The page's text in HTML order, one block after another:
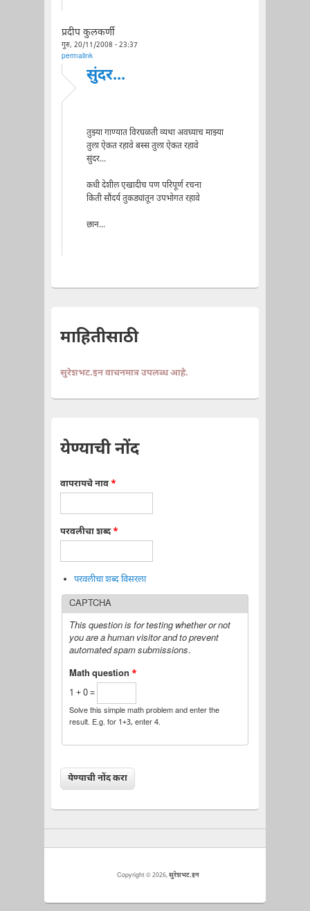
प्रदीप कुलकर्णी
गुरु, 20/11/2008 - 23:37
permalink
सुंदर...
तुझ्या गाण्यात विरघळती व्यथा अवघ्याच माझ्या
तुला ऐकत रहावे बस्स तुला ऐकत रहावे
सुंदर...
कधी देशील एखादीच पण परिपूर्ण रचना
किती सौंदर्य तुकड्यांतून उपभोगत रहावे
छान...
माहितीसाठी
सुरेशभट.इन वाचनमात्र उपलब्ध आहे.
येण्याची नोंद
वापरायचे नाव *
परवलीचा शब्द*
परवलीचा शब्द विसरला
CAPTCHA
This question is for testing whether or not
you are a human visitor and to prevent
automated spam submissions.
Math question *
1 + 0 =
Solve this simple math problem and enter the
result. E.g. for 1+3, enter 4.
Copyright © 2026,सुरेशभट.इन